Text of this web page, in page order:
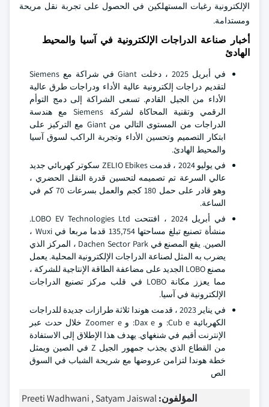
الإلكترونية رغبات المستهلكين في الحصول على تجربة نقل مريحة
ومستدامة.
أخبار صناعة الدراجات الإلكترونية في آسيا والمحيط
الهادئ
في أبريل 2025 ، دخلت Giant في شراكة مع Siemens
لتقديم دراجات إلكترونية عالية الأداء ودراجات طرق عالية
الأداء من الجيل القادم. تسعى الشراكة إلى دمج التوأم
الرقمي وتقنية المحاكاة لشركة Siemens مع هندسة
الدراجات من المستوى التالي من Giant مع التركيز على
ابتكار التصميم وتحسين الأداء وتجربة الراكب لسوق آسيا
والمحيط الهادئ.
في يوليو 2024 ، قدمت ZELIO Ebikes سكوتر كهربائي جديد
عالي السرعة تم تصميمه لتحسين قدرة النقل الحضري ،
وهو قادر على حمل 180 كجم والعمل بسرعات 70 كم في
الساعة.
في أبريل 2024 ، افتتحت LOBO EV Technologies Ltd.
منشأة تصنيع تبلغ مساحتها 135,754 قدما مربعا في Wuxi ،
الصين. يقع المصنع في Dachen Sector Park ، المركز الذي
يضرب به المثل لصناعة الدراجات الإلكترونية المحلية. يعمل
مصنع LOBO الجديد على مضاعفة الطاقة الإنتاجية للشركة ،
مما يعزز مكانة LOBO في قلب مركز تصنيع الدراجات
الإلكترونية في آسيا.
في يناير 2023 ، قدمت هوندا ثلاثة طرازات جديدة للدراجات
الكهربائية Cub e: و Dax e: و Zoomer e خلال حدث عبر
الإنترنت أقيم في شنغهاي. يهدف هذا الإطلاق إلى الاستفادة
من القطاع الذي يجذب جمهور الجيل Z في الصين ويمثل
خطة هوندا لتزامن عروضها مع شريحة الشباب في السوق
الص
المؤلفون:Preeti Wadhwani , Satyam Jaiswal